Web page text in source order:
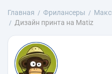
Главная Фрилансеры
Дизайн принта на Matiz